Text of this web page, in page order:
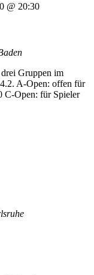
@ 20:30
Gruppen im
A-Open: offen für
C-Open: für Spieler